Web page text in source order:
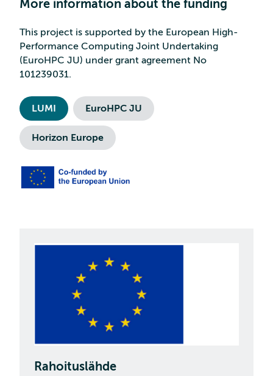
More information about the funding
This project is supported by the European High-
Performance Computing Joint Undertaking
(EuroHPC JU) under grant agreement No
101239031.
LUMI EuroHPC JU
Horizon Europe
Rahoituslähde